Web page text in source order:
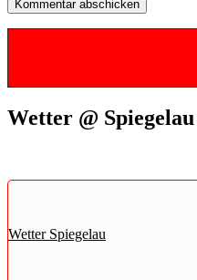
Wetter @ Spiegelau
Wetter Spiegelau